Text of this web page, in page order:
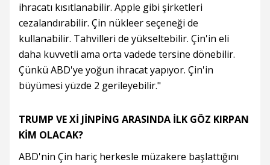
ihracatı kısıtlanabilir. Apple gibi şirketleri
cezalandırabilir. Çin nükleer seçeneği de
kullanabilir. Tahvilleri de yükseltebilir. Çin'in eli
daha kuvvetli ama orta vadede tersine dönebilir.
Çünkü ABD'ye yoğun ihracat yapıyor. Çin'in
büyümesi yüzde 2 gerileyebilir."
TRUMP VE Xİ JİNPİNG ARASINDA İLK GÖZ KIRPAN
KİM OLACAK?
ABD'nin Çin hariç herkesle müzakere başlattığını